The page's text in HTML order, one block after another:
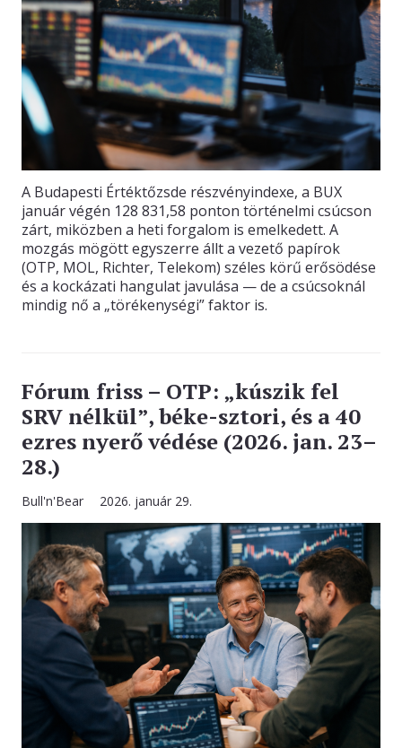
A Budapesti Értéktőzsde részvényindexe, a BUX
január végén 128 831,58 ponton történelmi csúcson
zárt, miközben a heti forgalom is emelkedett. A
mozgás mögött egyszerre állt a vezető papírok
(OTP, MOL, Richter, Telekom) széles körű erősödése
és a kockázati hangulat javulása — de a csúcsoknál
mindig nő a „törékenységi” faktor is.
Fórum friss – OTP: „kúszik fel
SRV nélkül”, béke-sztori, és a 40
ezres nyerő védése (2026. jan. 23–
28.)
Bull'n'Bear 2026. január 29.